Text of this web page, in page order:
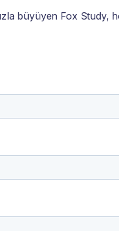
büyüyen Fox Study,